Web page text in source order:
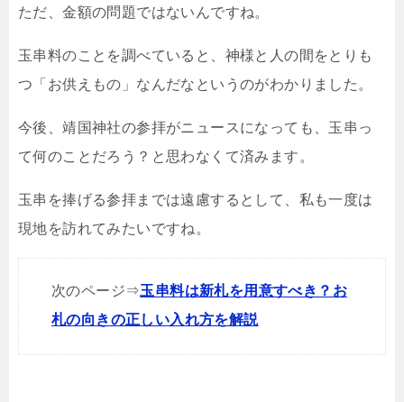
ただ、金額の問題ではないんですね。
玉串料のことを調べていると、神様と人の間をとりも
つ「お供えもの」なんだなというのがわかりました。
今後、靖国神社の参拝がニュースになっても、玉串っ
て何のことだろう？と思わなくて済みます。
玉串を捧げる参拝までは遠慮するとして、私も一度は
現地を訪れてみたいですね。
次のページ⇒玉串料は新札を用意すべき？お
札の向きの正しい入れ方を解説